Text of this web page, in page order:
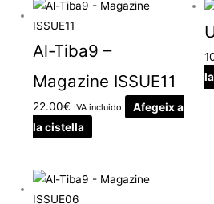
Al-Tiba9 –
Magazine ISSUE11
22.00€ IVA incluido
Afegeix a
la cistella